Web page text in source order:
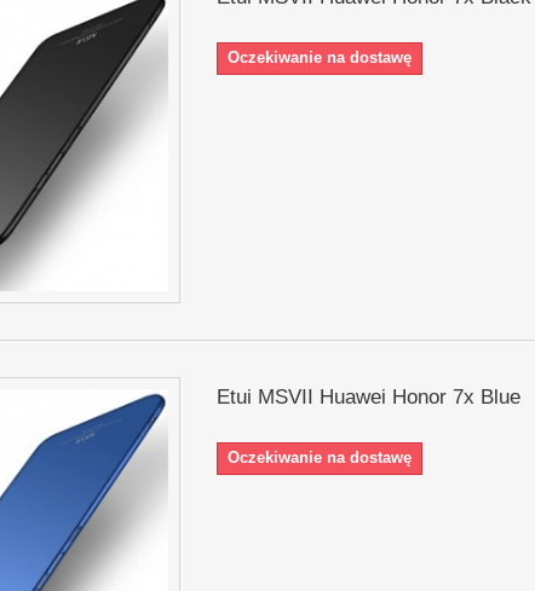
Oczekiwanie na dostawę
Etui MSVII Huawei Honor 7x Blue
Oczekiwanie na dostawę